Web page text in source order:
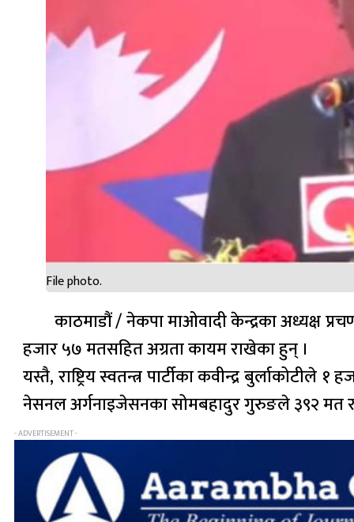
File photo.
काठमाडौं / नेकपा माओवादी केन्द्रका अध्यक्ष
हजार ५७ मतसहित अग्रता कायम राखेका हुन् ।
यस्तै, राष्ट्रिय स्वतन्त्र पार्टीका कवीन्द्र
नेसनल अर्गनाइजेसनका सोमबहादुर गुरुङले ३९२ मत
- ADVERTISEMENT -